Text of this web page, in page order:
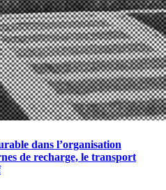
dans l’organisation
de recharge, le transport